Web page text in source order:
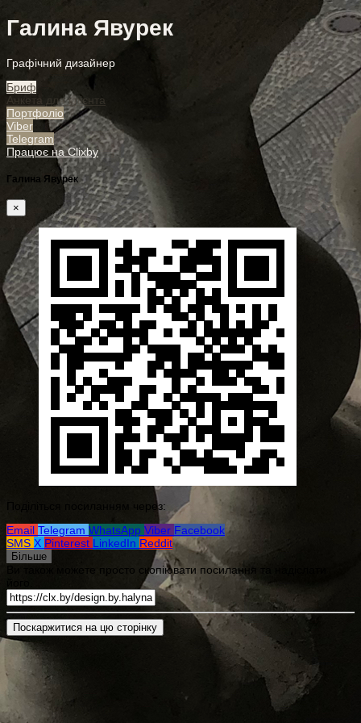
Галина Явурек
Графічний дизайнер
Бриф
Анкета для клієнта
Портфоліо
Viber
Telegram
Працює на Clixby
Галина Явурек
×
Поділіться посиланням через:
Email Telegram WhatsApp Viber Facebook
SMS X Pinterest LinkedIn Reddit
Більше
Ви також можете просто скопіювати посилання та надіслати
Поскаржитися на цю сторінку